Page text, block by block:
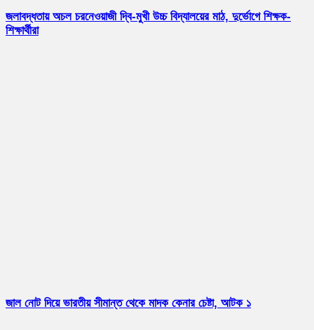
জলাবদ্ধতায় অচল চরনেওয়াজী দ্বি-মুখী উচ্চ বিদ্যালয়ের মাঠ, দুর্ভোগে শিক্ষক-
শিক্ষার্থীরা
জাল নোট দিয়ে ভারতীয় সীমান্ত থেকে মাদক কেনার চেষ্টা, আটক ১